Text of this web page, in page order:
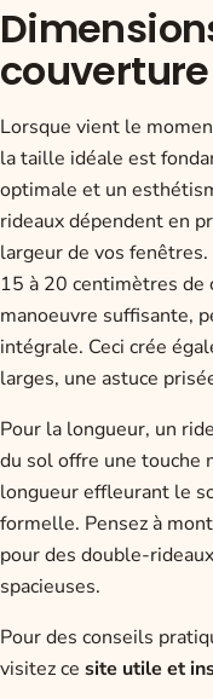
Lorsque vient le
la taille idéale est
optimale et un
rideaux dépendent en
largeur de vos
15 à 20 centimètres de
manoeuvre suffisante,
intégrale. Ceci crée
larges, une astuce
Pour la longueur, un
du sol offre une touche
longueur effleurant le
formelle. Pensez à
pour des double-
spacieuses.
Pour des conseils
visitez ce site utile et